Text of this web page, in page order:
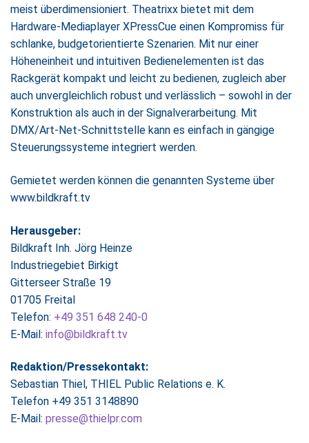
meist überdimensioniert. Theatrixx bietet mit dem
Hardware-Mediaplayer XPressCue einen Kompromiss für
schlanke, budgetorientierte Szenarien. Mit nur einer
Höheneinheit und intuitiven Bedienelementen ist das
Rackgerät kompakt und leicht zu bedienen, zugleich aber
auch unvergleichlich robust und verlässlich – sowohl in der
Konstruktion als auch in der Signalverarbeitung. Mit
DMX/Art-Net-Schnittstelle kann es einfach in gängige
Steuerungssysteme integriert werden.
Gemietet werden können die genannten Systeme über
www.bildkraft.tv
Herausgeber:
Bildkraft Inh. Jörg Heinze
Industriegebiet Birkigt
Gitterseer Straße 19
01705 Freital
Telefon: +49 351 648 240-0
E-Mail: info@bildkraft.tv
Redaktion/Pressekontakt:
Sebastian Thiel, THIEL Public Relations e. K.
Telefon +49 351 3148890
E-Mail: presse@thielpr.com